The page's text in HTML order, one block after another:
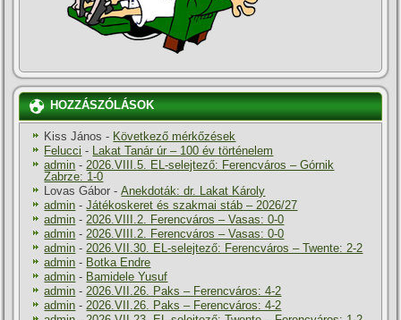
HOZZÁSZÓLÁSOK
Kiss János - Következő mérkőzések
Felucci - Lakat Tanár úr – 100 év történelem
admin -2026.VIII.5. EL-selejtező: Ferencváros – Górnik
Zabrze: 1-0
Lovas Gábor -Anekdoták: dr. Lakat Károly
admin -Játékoskeret és szakmai stáb – 2026/27
admin -2026.VIII.2. Ferencváros – Vasas: 0-0
admin -2026.VIII.2. Ferencváros – Vasas: 0-0
admin -2026.VII.30. EL-selejtező: Ferencváros – Twente: 2-2
admin - Botka Endre
admin - Bamidele Yusuf
admin -2026.VII.26. Paks – Ferencváros: 4-2
admin -2026.VII.26. Paks – Ferencváros: 4-2